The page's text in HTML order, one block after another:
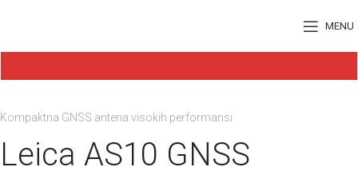
MENU
Kompaktna GNSS antena visokih performansi
Leica AS10 GNSS